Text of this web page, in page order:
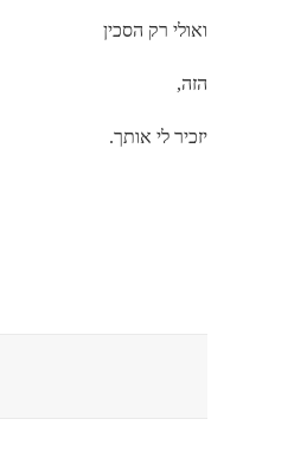
ואולי רק הסכין
הזה,
יזכיר לי אותך.